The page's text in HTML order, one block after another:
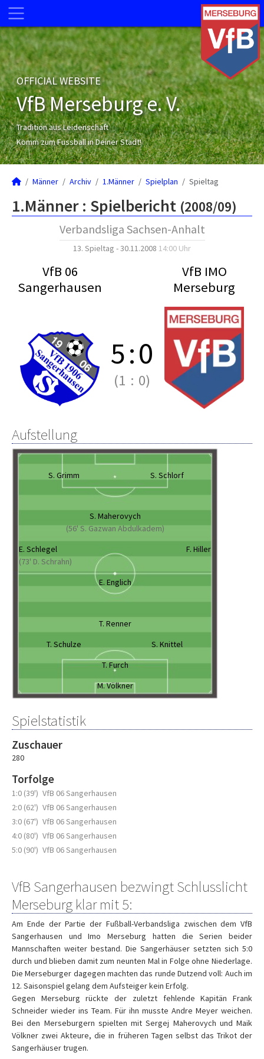
OFFICIAL WEBSITE
VfB Merseburg e. V.
Tradition aus Leidenschaft
Komm zum Fussball in Deiner Stadt!
Männer Archiv 1.Männer Spielplan Spieltag
1.Männer : Spielbericht (2008/09)
Verbandsliga Sachsen-Anhalt
13. Spieltag - 30.11.2008 14:00 Uhr
VfB 06
Sangerhausen
VfB IMO
Merseburg
5:0
(1 : 0)
Aufstellung
S. Grimm S. Schlorf
S. Maherovych
(56' S. Gazwan Abdulkadem)
E. Schlegel
(73' D. Schrahn)
F. Hiller
E. Englich
T. Renner
T. Schulze
S. Knittel
T. Furch
M. Völkner
Spielstatistik
Zuschauer
280
Torfolge
1:0 (39') VfB 06 Sangerhausen
2:0 (62') VfB 06 Sangerhausen
3:0 (67') VfB 06 Sangerhausen
4:0 (80') VfB 06 Sangerhausen
5:0 (90') VfB 06 Sangerhausen
VfB Sangerhausen bezwingt Schlusslicht
Merseburg klar mit 5:
Am Ende der Partie der Fußball-Verbandsliga zwischen dem VfB
Sangerhausen und Imo Merseburg hatten die Serien beider
Mannschaften weiter bestand. Die Sangerhäuser setzten sich 5:0
durch und blieben damit zum neunten Mal in Folge ohne Niederlage.
Die Merseburger dagegen machten das runde Dutzend voll: Auch im
12. Saisonspiel gelang dem Aufsteiger kein Erfolg.
Gegen Merseburg rückte der zuletzt fehlende Kapitän Frank
Schneider wieder ins Team. Für ihn musste Andre Meyer weichen.
Bei den Merseburgern spielten mit Sergej Maherovych und Maik
Völkner zwei Akteure, die in früheren Tagen selbst das Trikot der
Sangerhäuser trugen.